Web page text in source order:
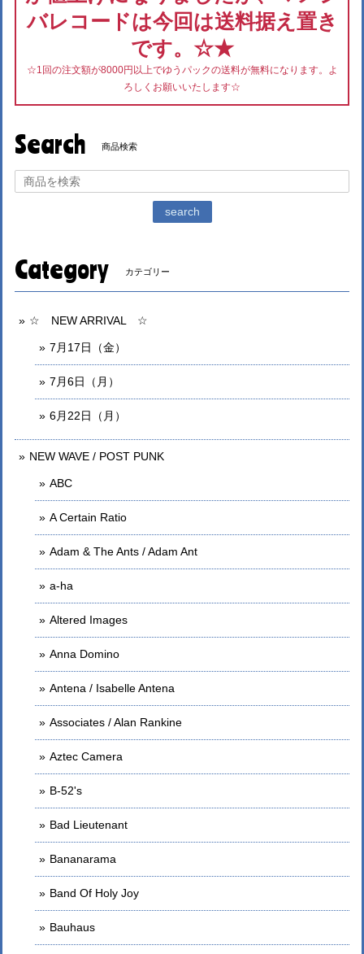
バレコードは今回は送料据え置き
です。☆★
☆1回の注文額が8000円以上でゆうパックの送料が無料になります。よ
ろしくお願いいたします☆
Search 商品検索
search
Category カテゴリー
☆ NEW ARRIVAL ☆
7月17日（金）
7月6日（月）
6月22日（月）
NEW WAVE / POST PUNK
ABC
A Certain Ratio
Adam & The Ants / Adam Ant
a-ha
Altered Images
Anna Domino
Antena / Isabelle Antena
Associates / Alan Rankine
Aztec Camera
B-52's
Bad Lieutenant
Bananarama
Band Of Holy Joy
Bauhaus